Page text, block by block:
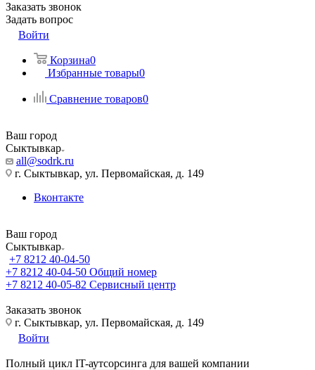
Заказать звонок
Задать вопрос
Войти
Корзина0
Избранные товары0
Сравнение товаров0
Ваш город
Сыктывкар
all@sodrk.ru
г. Сыктывкар, ул. Первомайская, д. 149
Вконтакте
Ваш город
Сыктывкар
+7 8212 40-04-50
+7 8212 40-04-50 Общий номер
+7 8212 40-05-82 Сервисный центр
Заказать звонок
г. Сыктывкар, ул. Первомайская, д. 149
Войти
Полный цикл IT-аутсорсинга для вашей компании